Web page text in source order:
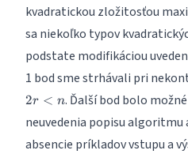
kvadratickou zložitosťou
sa niekoľko typov
podstate modifikáciou
1 bod sme strhávali pri
2r < n. Ďalší bod bolo
neuvedenia popisu algoritmu
absencie príkladov vstupu a